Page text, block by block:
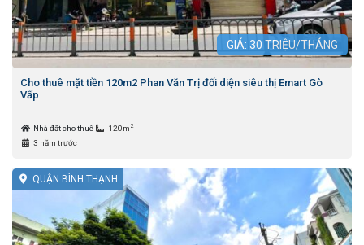
GIÁ: 30 TRIỆU/THÁNG
Cho thuê mặt tiền 120m2 Phan Văn Trị đối diện siêu thị Emart Gò
Vấp
Nhà đất cho thuê 120m 2
3 năm trước
QUẬN BÌNH THẠNH